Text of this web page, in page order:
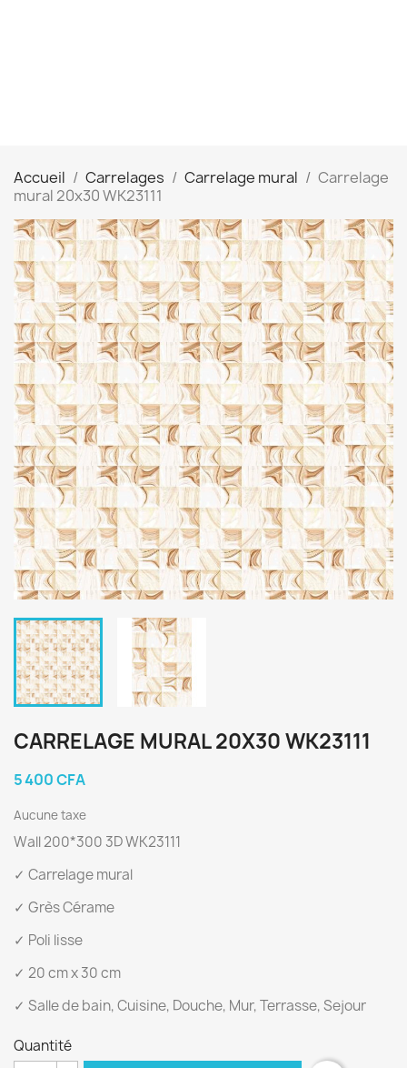
Accueil Carrelages Carrelage mural
Carrelage
mural 20x30 WK23111
CARRELAGE MURAL 20X30 WK23111
5 400 CFA
Aucune taxe
Wall 200*300 3D WK23111
✓ Carrelage mural
✓ Grès Cérame
✓ Poli lisse
✓ 20 cm x 30 cm
✓ Salle de bain, Cuisine, Douche, Mur, Terrasse, Sejour
Quantité